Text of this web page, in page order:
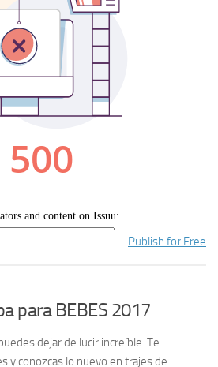
Publish for Free
para BEBES 2017
dejar de lucir increíble. Te
y conozcas lo nuevo en trajes de